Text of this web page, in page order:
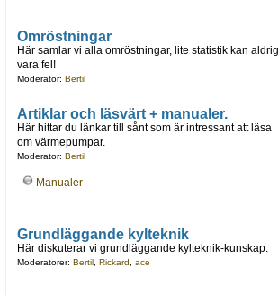
Omröstningar
Här samlar vi alla omröstningar, lite statistik kan aldrig
vara fel!
Moderator: Bertil
Artiklar och läsvärt + manualer.
Här hittar du länkar till sånt som är intressant att läsa
om värmepumpar.
Moderator: Bertil
Manualer
Grundläggande kylteknik
Här diskuterar vi grundläggande kylteknik-kunskap.
Moderatorer: Bertil, Rickard ace